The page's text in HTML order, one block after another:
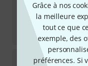
Grâce à nos
la meilleure
tout ce que
exemple, des
préférences. Si
Martin
222 €
Beard